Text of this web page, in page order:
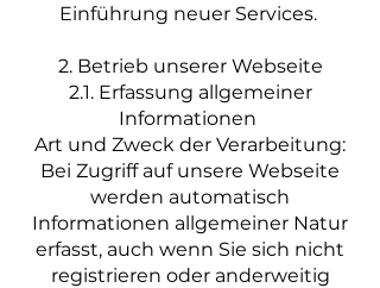
Einführung neuer Services.
2. Betrieb unserer Webseite
2.1. Erfassung allgemeiner
Informationen
Art und Zweck der Verarbeitung:
Bei Zugriff auf unsere Webseite
werden automatisch
Informationen allgemeiner Natur
erfasst, auch wenn Sie sich nicht
registrieren oder anderweitig